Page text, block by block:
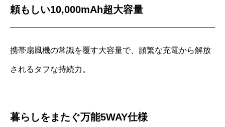
頼もしい10,000mAh超大容量
携帯扇風機の常識を覆す大容量で、頻繁な充電から解放
されるタフな持続力。
暮らしをまたぐ万能5WAY仕様